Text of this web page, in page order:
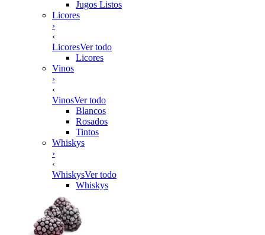
Jugos Listos
Licores
›
‹
LicoresVer todo
Licores
Vinos
›
‹
VinosVer todo
Blancos
Rosados
Tintos
Whiskys
›
‹
WhiskysVer todo
Whiskys